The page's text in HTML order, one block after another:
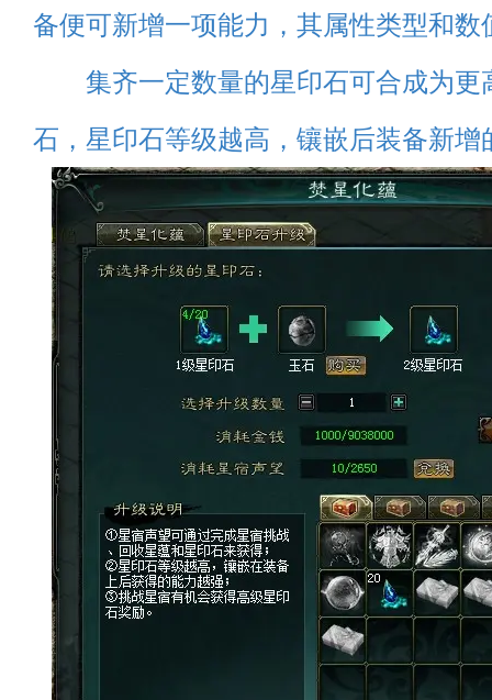
备便可新增一项能力，其属性类型和数
集齐一定数量的星印石可合成为更
石，星印石等级越高，镶嵌后装备新增